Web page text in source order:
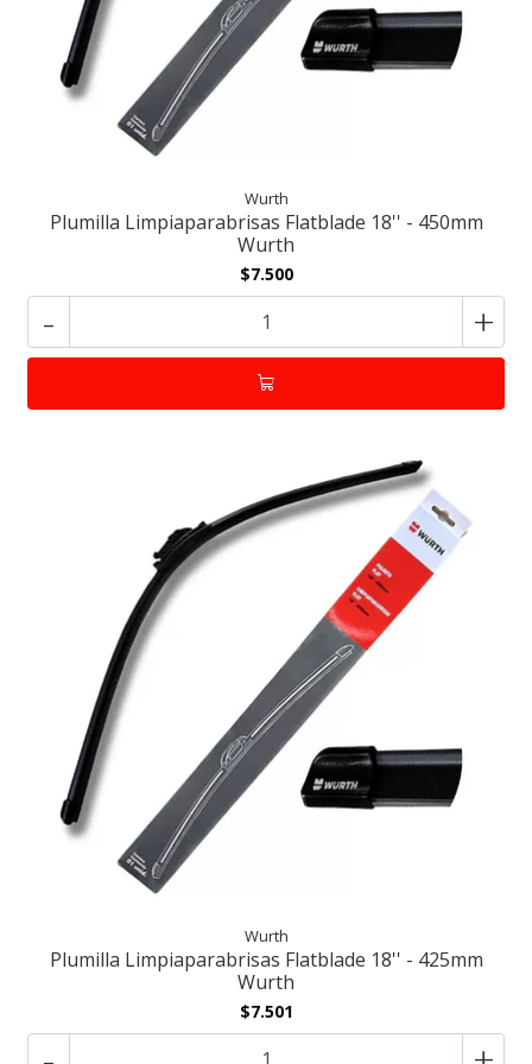
Wurth
Plumilla Limpiaparabrisas Flatblade 18'' - 450mm
Wurth
$7.500
- +
Wurth
Plumilla Limpiaparabrisas Flatblade 18'' - 425mm
Wurth
$7.501